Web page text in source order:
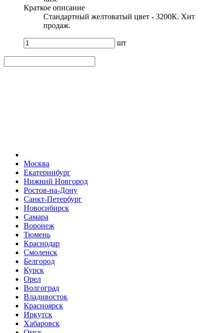
Краткое описание
Стандартный желтоватый цвет - 3200К. Хит
продаж.
шт
Москва
Екатеринбург
Нижний Новгород
Ростов-на-Дону
Санкт-Петербург
Новосибирск
Самара
Воронеж
Тюмень
Краснодар
Смоленск
Белгород
Курск
Орел
Волгоград
Владивосток
Красноярск
Иркутск
Хабаровск